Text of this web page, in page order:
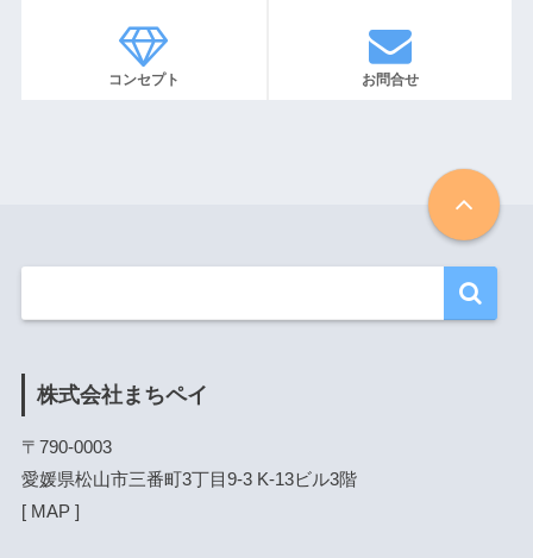
コンセプト お問合せ
株式会社まちペイ
〒790-0003
愛媛県松山市三番町3丁目9-3 K-13ビル3階
[ MAP ]